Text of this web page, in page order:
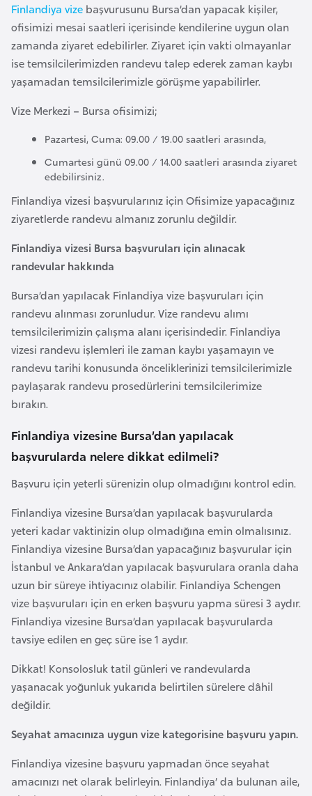
Finlandiya vize başvurusunu Bursa’dan yapacak kişiler,
ofisimizi mesai saatleri içerisinde kendilerine uygun olan
zamanda ziyaret edebilirler. Ziyaret için vakti olmayanlar
ise temsilcilerimizden randevu talep ederek zaman kaybı
yaşamadan temsilcilerimizle görüşme yapabilirler.
Vize Merkezi – Bursa ofisimizi;
Pazartesi, Cuma: 09.00 / 19.00 saatleri arasında,
Cumartesi günü 09.00 / 14.00 saatleri arasında ziyaret
edebilirsiniz.
Finlandiya vizesi başvurularınız için Ofisimize yapacağınız
ziyaretlerde randevu almanız zorunlu değildir.
Finlandiya vizesi Bursa başvuruları için alınacak
randevular hakkında
Bursa’dan yapılacak Finlandiya vize başvuruları için
randevu alınması zorunludur. Vize randevu alımı
temsilcilerimizin çalışma alanı içerisindedir. Finlandiya
vizesi randevu işlemleri ile zaman kaybı yaşamayın ve
randevu tarihi konusunda önceliklerinizi temsilcilerimizle
paylaşarak randevu prosedürlerini temsilcilerimize
bırakın.
Finlandiya vizesine Bursa’dan yapılacak
başvurularda nelere dikkat edilmeli?
Başvuru için yeterli sürenizin olup olmadığını kontrol edin.
Finlandiya vizesine Bursa’dan yapılacak başvurularda
yeteri kadar vaktinizin olup olmadığına emin olmalısınız.
Finlandiya vizesine Bursa’dan yapacağınız başvurular için
İstanbul ve Ankara’dan yapılacak başvurulara oranla daha
uzun bir süreye ihtiyacınız olabilir. Finlandiya Schengen
vize başvuruları için en erken başvuru yapma süresi 3 aydır.
Finlandiya vizesine Bursa’dan yapılacak başvurularda
tavsiye edilen en geç süre ise 1 aydır.
Dikkat! Konsolosluk tatil günleri ve randevularda
yaşanacak yoğunluk yukarıda belirtilen sürelere dâhil
değildir.
Seyahat amacınıza uygun vize kategorisine başvuru yapın.
Finlandiya vizesine başvuru yapmadan önce seyahat
amacınızı net olarak belirleyin. Finlandiya’ da bulunan aile,
n
B
r
k
a
s
a
d
Ç
e
k
C
u
m
h
u
i
y
e
t
i
z
a
y
r
C